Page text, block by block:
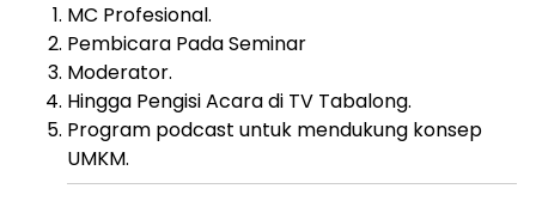
MC Profesional.
Pembicara Pada Seminar
Moderator.
Hingga Pengisi Acara di TV Tabalong.
Program podcast untuk mendukung konsep
UMKM.